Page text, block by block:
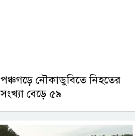
পঞ্চগড়ে নৌকাডুবিতে নিহতের
সংখ্যা বেড়ে ৫৯